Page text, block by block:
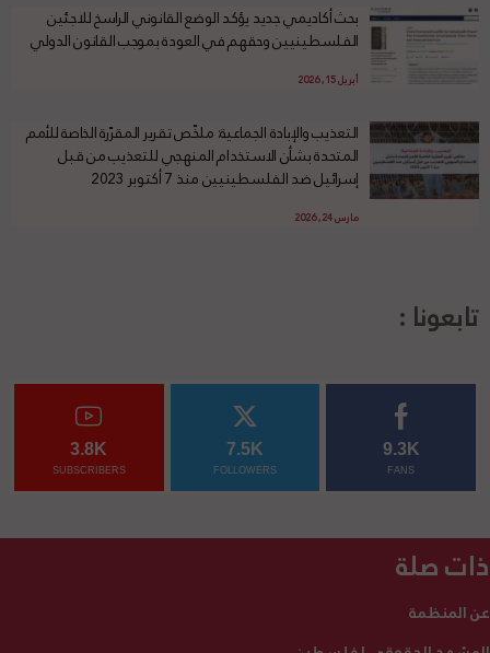
بحث أكاديمي جديد يؤكد الوضع القانوني الراسخ للاجئين
الفلسطينيين وحقهم في العودة بموجب القانون الدولي
أبريل 15, 2026
التعذيب والإبادة الجماعية: ملخّص تقرير المقرّرة الخاصة للأمم
المتحدة بشأن الاستخدام المنهجي للتعذيب من قبل
إسرائيل ضد الفلسطينيين منذ 7 أكتوبر 2023
مارس 24, 2026
تابعونا :
9.3K
FANS
7.5K
FOLLOWERS
3.8K
SUBSCRIBERS
ذات صلة
عن المنظمة